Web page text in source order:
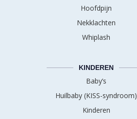
Hoofdpijn
Nekklachten
Whiplash
KINDEREN
Baby’s
Huilbaby (KISS-syndroom)
Kinderen